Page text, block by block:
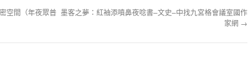
空間（年夜眾普 墨客之夢：紅袖添噴鼻夜唸書–文史–中找九宮格會議室國作
家網 →